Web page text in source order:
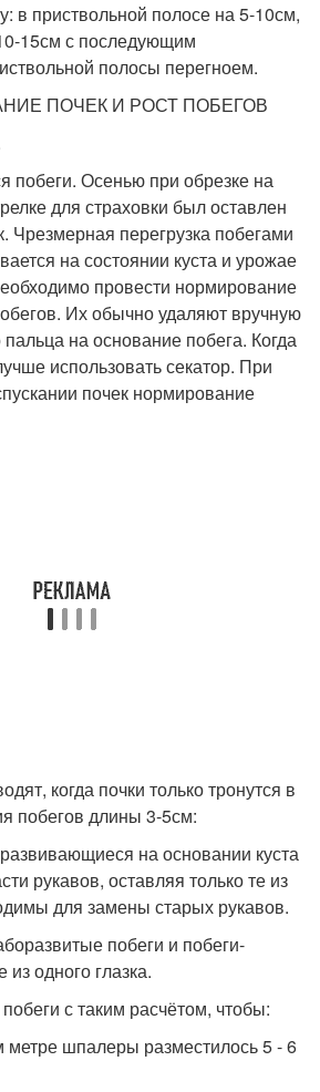
в приствольной полосе на 5-10см,
15см с последующим
полосы перегноем.
ПОЧЕК И РОСТ ПОБЕГОВ
побеги. Осенью при обрезке на
для страховки был оставлен
Чрезмерная перегрузка побегами
на состоянии куста и урожае
провести нормирование
Их обычно удаляют вручную
на основание побега. Когда
использовать секатор. При
почек нормирование
когда почки только тронутся в
побегов длины 3-5см:
на основании куста
рукавов, оставляя только те из
для замены старых рукавов.
побеги и побеги-
одного глазка.
с таким расчётом, чтобы:
метре шпалеры разместилось 5 - 6